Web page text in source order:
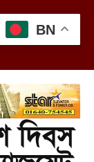
দিবস
BN